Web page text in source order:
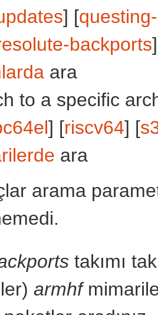
] [
backports
ara
to a specific
] [riscv64] [
ara
arama
takımı
armhf